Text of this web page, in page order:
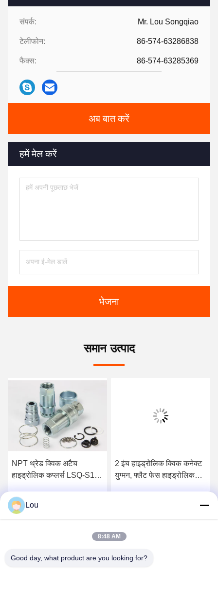
संपर्क: Mr. Lou Songqiao
टेलीफोन: 86-574-63286838
फैक्स: 86-574-63285369
अब बात करें
हमें मेल करें
भेजना
समान उत्पाद
NPT थ्रेड क्विक अटैच
हाइड्रोलिक कप्लर्स LSQ-S1
सबसे अच्छी कीमत पाएं
2 इंच हाइड्रोलिक क्विक कनेक्ट
युग्मन, फ्लैट फेस हाइड्रोलिक
Lou
8:48 AM
Good day, what product are you looking for?